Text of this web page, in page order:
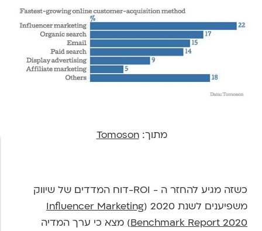
מתוך:Tomoson
כשזה מגיע להחזר ה - ROI-דוח המדדים של שיווק
משפיענים לשנת 2020 (
Influencer Marketing
Benchmark Report 2020) מצא כי ערך המדיה